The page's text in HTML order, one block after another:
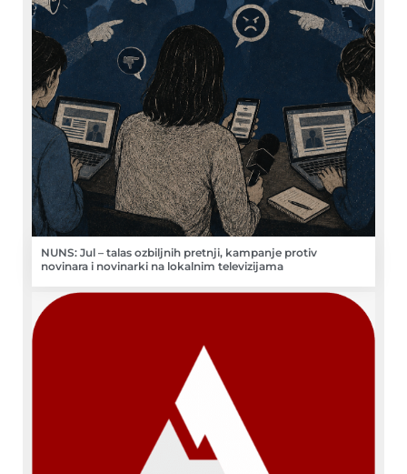
NUNS: Jul – talas ozbiljnih pretnji, kampanje protiv
novinara i novinarki na lokalnim televizijama